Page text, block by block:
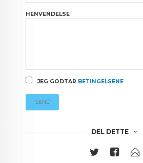
HENVENDELSE
JEG GODTAR BETINGELSENE
SEND
DEL DETTE